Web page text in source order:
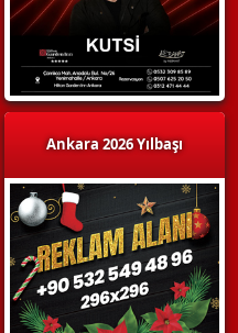
Ankara 2026 Yılbaşı